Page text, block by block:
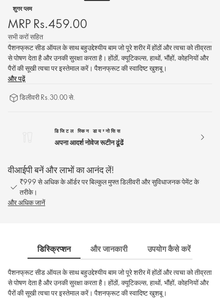
शुगर प्लम
MRP Rs.459.00
सभी करों सहित
पैशनफ्रूट सीड ऑयल के साथ बहुउद्देश्यीय बाम जो पूरे शरीर में होंठों और त्वचा को तीव्रता
से पोषण देता है और उनकी सुरक्षा करता है। होंठों, क्यूटिकल्स, हाथों, भौंहों, कोहनियों और
पैरों की सूखी त्वचा पर इस्तेमाल करें। पैशनफ्रूट की स्वादिष्ट खुशबू।
और पढ़ें
डिलीवरी Rs.30.00 से.
डिजिटल स्किन डायग्नोसिस
अपना आदर्श नोवेज रूटीन ढूंढें
वीआईपी बनें और लाभों का आनंद लें!
₹999 से अधिक के ऑर्डर पर बिल्कुल मुफ्त डिलीवरी और सुविधाजनक पेमेंट के
तरीके।
और अधिक जानें
डिस्क्रिप्शन और जानकारी उपयोग कैसे करें
पैशनफ्रूट सीड ऑयल के साथ बहुउद्देश्यीय बाम जो पूरे शरीर में होंठों और त्वचा को तीव्रता
से पोषण देता है और उनकी सुरक्षा करता है। होंठों, क्यूटिकल्स, हाथों, भौंहों, कोहनियों और
पैरों की सूखी त्वचा पर इस्तेमाल करें। पैशनफ्रूट की स्वादिष्ट खुशबू।